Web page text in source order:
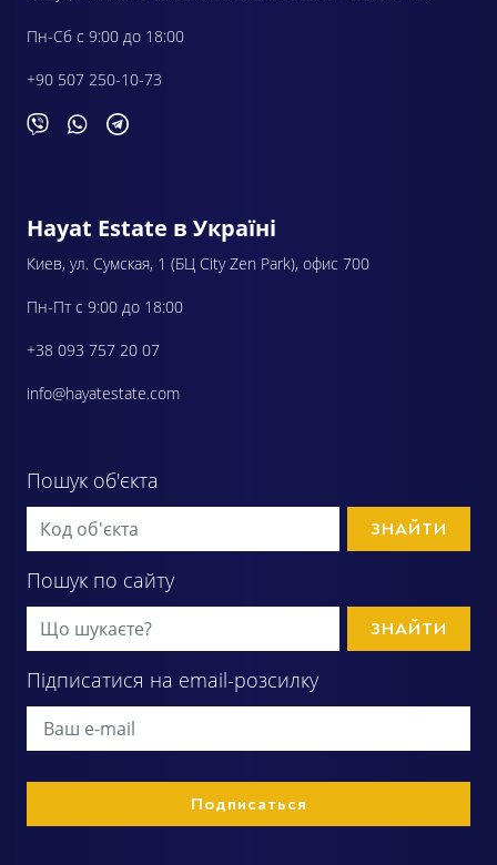
Пн-Сб с 9:00 до 18:00
+90 507 250-10-73
Hayat Estate в Україні
Киев, ул. Сумская, 1 (БЦ City Zen Park), офис 700
Пн-Пт с 9:00 до 18:00
+38 093 757 20 07
info@hayatestate.com
Пошук об'єкта
ЗНАЙТИ
Пошук по сайту
ЗНАЙТИ
Підписатися на email-розсилку